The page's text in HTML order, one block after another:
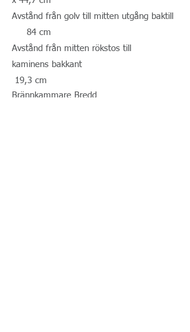
Avstånd från golv till mitten utgång baktill
84 cm
Avstånd från mitten rökstos till
kaminens bakkant
19,3 cm
Brännkammare Bredd